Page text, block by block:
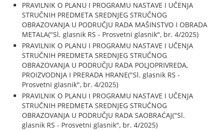
PRAVILNIK O PLANU I PROGRAMU NASTAVE I UČENJA
STRUČNIH PREDMETA SREDNJEG STRUČNOG
OBRAZOVANJA U PODRUČJU RADA MAŠINSTVO I OBRADA
METALA("Sl. glasnik RS - Prosvetni glasnik", br. 4/2025)
PRAVILNIK O PLANU I PROGRAMU NASTAVE I UČENJA
STRUČNIH PREDMETA SREDNJEG STRUČNOG
OBRAZOVANJA U PODRUČJU RADA POLJOPRIVREDA,
PROIZVODNJA I PRERADA HRANE("Sl. glasnik RS -
Prosvetni glasnik", br. 4/2025)
PRAVILNIK O PLANU I PROGRAMU NASTAVE I UČENJA
STRUČNIH PREDMETA SREDNJEG STRUČNOG
OBRAZOVANJA U PODRUČJU RADA SAOBRAĆAJ("Sl.
glasnik RS - Prosvetni glasnik", br. 4/2025)